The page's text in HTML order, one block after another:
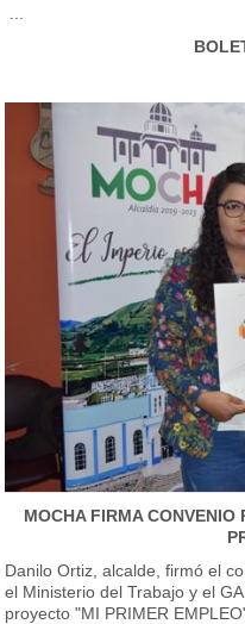
MOCHA FIRMA CONVENIO
Danilo Ortiz, alcalde, firmó el
el Ministerio del Trabajo y el
proyecto "MI PRIMER